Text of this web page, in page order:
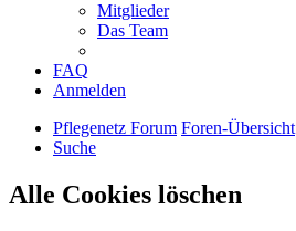
Mitglieder
Das Team
FAQ
Anmelden
Pflegenetz Forum Foren-Übersicht
Suche
Alle Cookies löschen